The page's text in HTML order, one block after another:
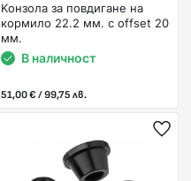
Kонзола за повдигане на
кормило 22.2 мм. с offset 20
мм.
В наличност
51,00 € / 99,75 лв.